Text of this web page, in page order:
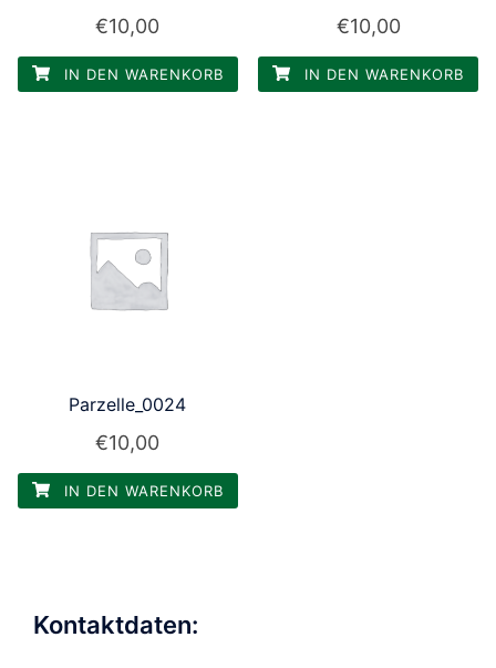
€10,00
IN DEN WARENKORB
€10,00
IN DEN WARENKORB
Parzelle_0024
€10,00
IN DEN WARENKORB
Kontaktdaten: